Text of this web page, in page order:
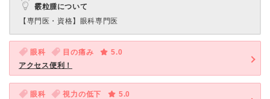
霰粒腫について
【専門医・資格】 眼科専門医
眼科 目の痛み
5.0
アクセス便利！
眼科 視力の低下
5.0